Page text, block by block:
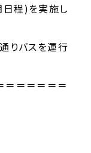
程)を実施し
りバスを運行
＝＝＝＝＝＝